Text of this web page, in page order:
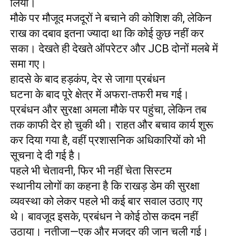
लिया।
मौके पर मौजूद मजदूरों ने बचाने की कोशिश की, लेकिन
राख का दबाव इतना ज्यादा था कि कोई कुछ नहीं कर
सका। देखते ही देखते ऑपरेटर और JCB दोनों मलबे में
समा गए।
हादसे के बाद हड़कंप, देर से जागा प्रबंधन
घटना के बाद पूरे क्षेत्र में अफरा-तफरी मच गई।
प्रबंधन और सुरक्षा अमला मौके पर पहुंचा, लेकिन तब
तक काफी देर हो चुकी थी। राहत और बचाव कार्य शुरू
कर दिया गया है, वहीं प्रशासनिक अधिकारियों को भी
सूचना दे दी गई है।
पहले भी चेतावनी, फिर भी नहीं चेता सिस्टम
स्थानीय लोगों का कहना है कि राखड़ डेम की सुरक्षा
व्यवस्था को लेकर पहले भी कई बार सवाल उठाए गए
थे। बावजूद इसके, प्रबंधन ने कोई ठोस कदम नहीं
उठाया। नतीजा—एक और मजदूर की जान चली गई।